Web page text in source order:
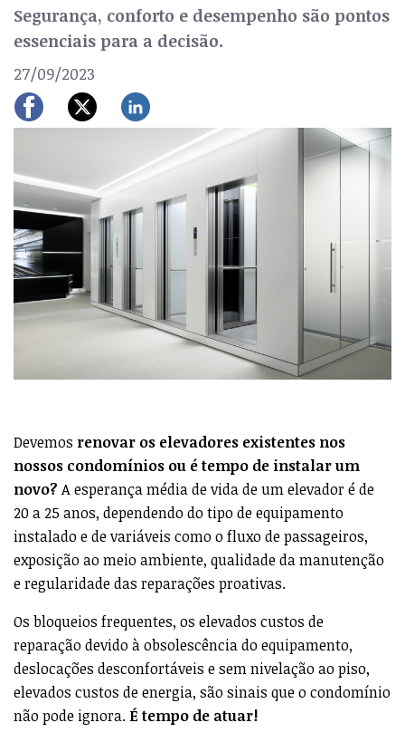
Segurança, conforto e desempenho são pontos
essenciais para a decisão.
27/09/2023
Devemos renovar os elevadores existentes nos
nossos condomínios ou é tempo de instalar um
novo? A esperança média de vida de um elevador é de
20 a 25 anos, dependendo do tipo de equipamento
instalado e de variáveis como o fluxo de passageiros,
exposição ao meio ambiente, qualidade da manutenção
e regularidade das reparações proativas.
Os bloqueios frequentes, os elevados custos de
reparação devido à obsolescência do equipamento,
deslocações desconfortáveis e sem nivelação ao piso,
elevados custos de energia, são sinais que o condomínio
não pode ignora. É tempo de atuar!